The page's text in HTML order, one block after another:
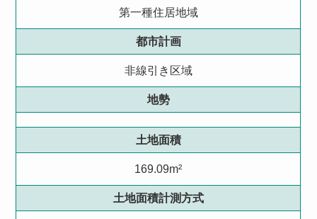
第一種住居地域
都市計画
非線引き区域
地勢
土地面積
169.09m²
土地面積計測方式